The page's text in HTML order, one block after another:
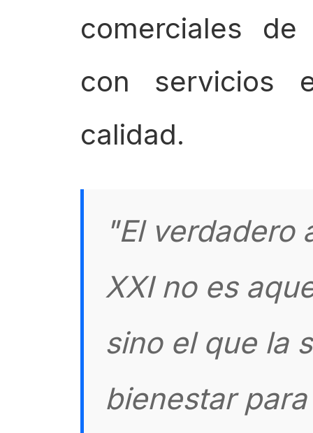
comerciales
con servicios
calidad.
"El verdadero
XXI no es
sino el que la
bienestar